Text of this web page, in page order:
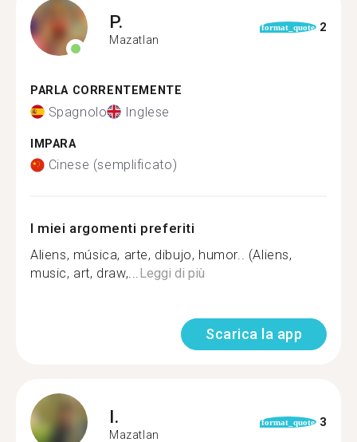
P.
Mazatlan
format_quote 2
PARLA CORRENTEMENTE
Spagnolo Inglese
IMPARA
Cinese (semplificato)
I miei argomenti preferiti
Aliens, música, arte, dibujo, humor.. (Aliens,
music, art, draw,...Leggi di più
Scarica la app
I.
Mazatlan
format_quote 3